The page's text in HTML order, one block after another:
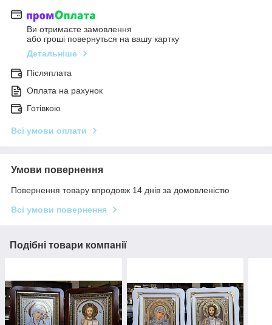
Ви отримаєте замовлення
або гроші повернуться на вашу картку
Детальніше
Післяплата
Оплата на рахунок
Готівкою
Всі умови оплати
Умови повернення
Повернення товару впродовж 14 днів за домовленістю
Всі умови повернення
Подібні товари компанії